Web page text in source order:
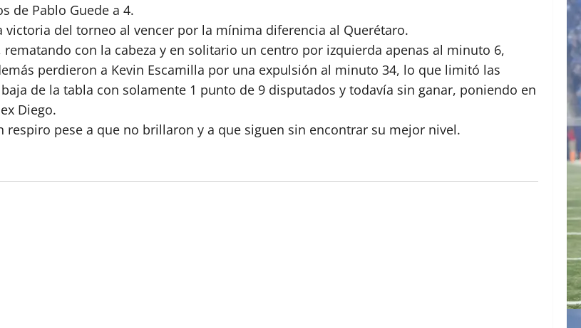
de Pablo Guede a 4.
del torneo al vencer por la mínima diferencia al Querétaro.
con la cabeza y en solitario un centro por izquierda apenas al minuto 6,
perdieron a Kevin Escamilla por una expulsión al minuto 34, lo que limitó las
de la tabla con solamente 1 punto de 9 disputados y todavía sin ganar, poniendo en
Diego.
pese a que no brillaron y a que siguen sin encontrar su mejor nivel.